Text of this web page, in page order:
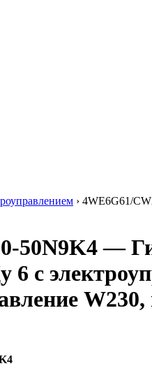
› 4WE6G61/
50N9K4 —
6 с